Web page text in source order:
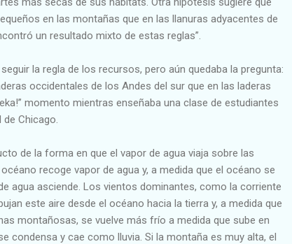
en las montañas que en las llanuras adyacentes de
un resultado mixto de estas reglas”.
la regla de los recursos, pero aún quedaba la pregunta:
occidentales de los Andes del sur que en las laderas
momento mientras enseñaba una clase de estudiantes
Chicago.
de la forma en que el vapor de agua viaja sobre las
recoge vapor de agua y, a medida que el océano se
agua asciende. Los vientos dominantes, como la corriente
este aire desde el océano hacia la tierra y, a medida que
montañosas, se vuelve más frío a medida que sube en
condensa y cae como lluvia. Si la montaña es muy alta, el